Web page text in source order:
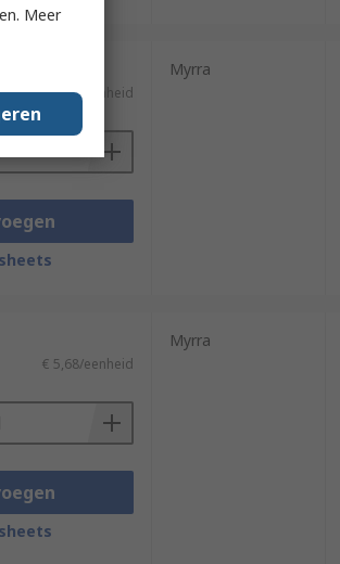
€ 20,73/eenheid
Myrra
€ 5,68/eenheid
Myrra
Meer